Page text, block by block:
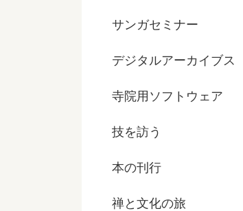
サンガセミナー
デジタルアーカイブス
寺院用ソフトウェア
技を訪う
本の刊行
禅と文化の旅